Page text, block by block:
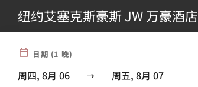
纽约艾塞克斯豪斯 JW 万豪酒店
日期 (1 晚)
周四, 8月 06 周五, 8月 07